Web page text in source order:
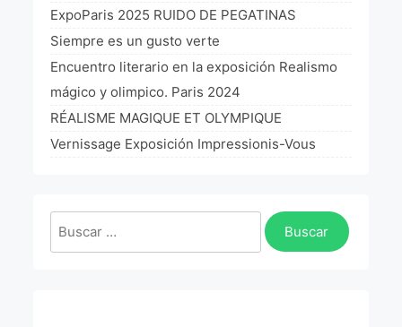
La Fórmula Científica Del Arte
Manifiesto Ecoarte
Association Paris
Fundación Colombia
ExpoParis 2025 RUIDO DE PEGATINAS
Siempre es un gusto verte
Encuentro literario en la exposición Realismo
mágico y olimpico. Paris 2024
RÉALISME MAGIQUE ET OLYMPIQUE
Vernissage Exposición Impressionis-Vous
Buscar: